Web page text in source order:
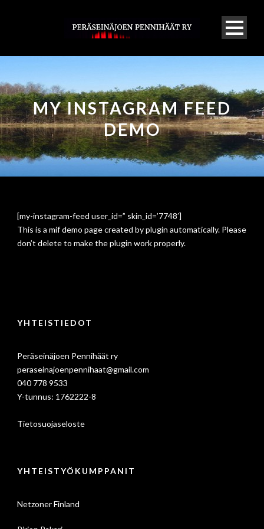
MY INSTAGRAM FEED
DEMO
[my-instagram-feed user_id=” skin_id=’7748′]
This is a mif demo page created by plugin automatically. Please
don’t delete to make the plugin work properly.
YHTEISTIEDOT
Peräseinäjoen Pennihäät ry
peraseinajoenpennihaat@gmail.com
040 778 9533
Y-tunnus: 1762222-8
Tietosuojaseloste
YHTEISTYÖKUMPPANIT
Netzoner Finland